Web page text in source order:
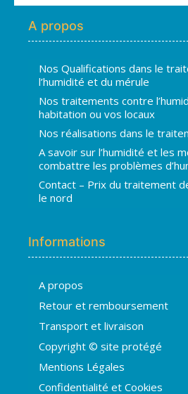
A propos
Nos Qualifications dans le
l’humidité et du mérule
Nos traitements contre
habitation ou vos locaux
Nos réalisations dans le
A savoir sur l’humidité et les
combattre les problèmes
Contact – Prix du traitement
le nord
Informations
A propos
Retour et remboursement
Transport et livraison
Copyright © site protégé
Mentions Légales
Confidentialité et Cookies
En ligne · répond en
H
👋 Bonjour ! Je suis
puis-je vous aider ?
21:21